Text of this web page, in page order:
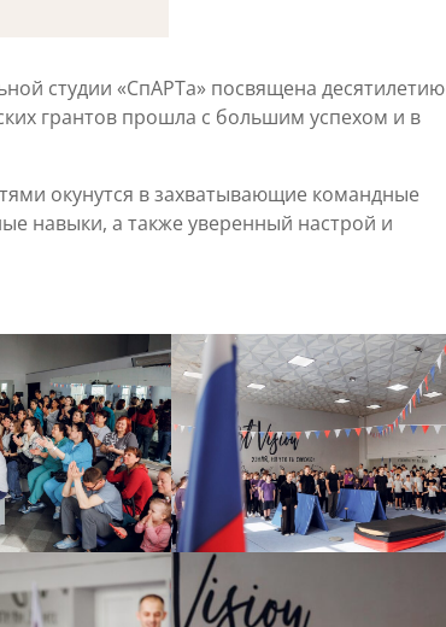
студии «СпАРТа» посвящена десятилетию
грантов прошла с большим успехом и в
окунутся в захватывающие командные
навыки, а также уверенный настрой и